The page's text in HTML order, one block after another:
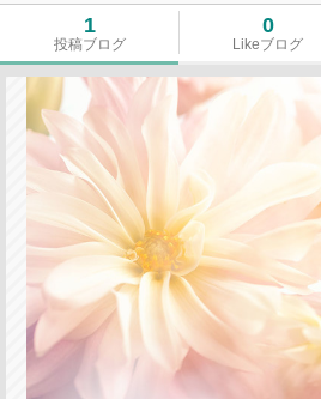
1
投稿ブログ
0
Likeブログ